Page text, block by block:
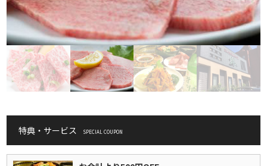
特典・サービス SPECIAL COUPON